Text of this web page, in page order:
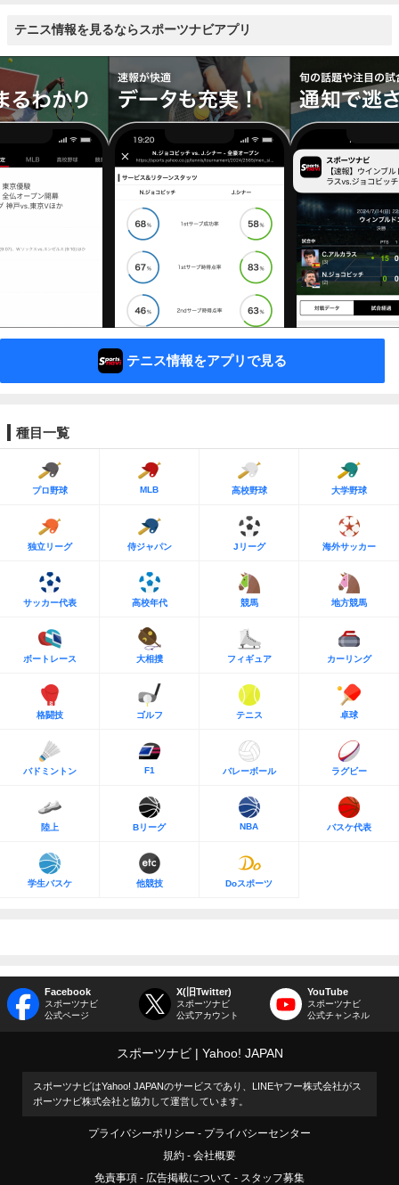
テニス情報を見るならスポーツナビアプリ
テニス情報をアプリで見る
種目一覧
プロ野球 MLB 高校野球 大学野球
独立リーグ 侍ジャパン Jリーグ 海外サッカー
サッカー代表 高校年代 競馬 地方競馬
ボートレース 大相撲 フィギュア カーリング
格闘技 ゴルフ テニス 卓球
バドミントン F1 バレーボール ラグビー
陸上 Bリーグ NBA バスケ代表
学生バスケ 他競技 Doスポーツ
Facebook
スポーツナビ
公式ページ
X(旧Twitter)
スポーツナビ
公式アカウント
YouTube
スポーツナビ
公式チャンネル
スポーツナビ Yahoo! JAPAN
スポーツナビはYahoo! JAPANのサービスであり、LINEヤフー株式会社がス
ポーツナビ株式会社と協力して運営しています。
プライバシーポリシー
プライバシーセンター
規約
会社概要
免責事項
広告掲載について スタッフ募集